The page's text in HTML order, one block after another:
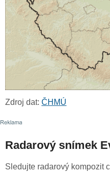
Zdroj dat: ČHMÚ
Radarový snímek
Sledujte radarový kompozit